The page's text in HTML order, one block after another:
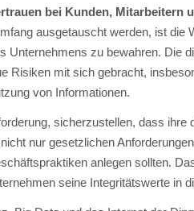
bei Kunden, Mitarbeitern
ausgetauscht werden, ist die
Unternehmens zu bewahren. Die
Risiken mit sich gebracht,
von Informationen.
sicherzustellen, dass ihre
nur gesetzlichen
anlegen sollten.
seine Integritätswerte in